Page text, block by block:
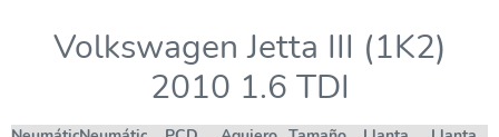
Volkswagen Jetta III (1K2)
2010 1.6 TDI